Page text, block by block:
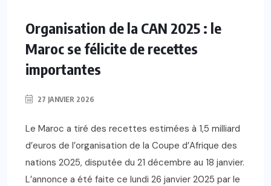
Organisation de la CAN 2025 : le
Maroc se félicite de recettes
importantes
27 JANVIER 2026
Le Maroc a tiré des recettes estimées à 1,5 milliard
d’euros de l’organisation de la Coupe d’Afrique des
nations 2025, disputée du 21 décembre au 18 janvier.
L’annonce a été faite ce lundi 26 janvier 2025 par le